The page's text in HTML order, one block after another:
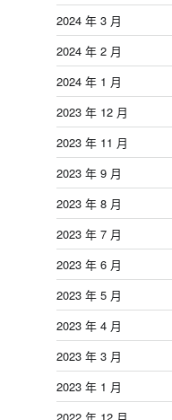
2024 年 3 月
2024 年 2 月
2024 年 1 月
2023 年 12 月
2023 年 11 月
2023 年 9 月
2023 年 8 月
2023 年 7 月
2023 年 6 月
2023 年 5 月
2023 年 4 月
2023 年 3 月
2023 年 1 月